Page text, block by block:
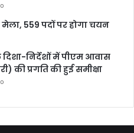
559 पदों पर होगा चयन
निर्देशों में पीएम आवास
की प्रगति की हुई समीक्षा